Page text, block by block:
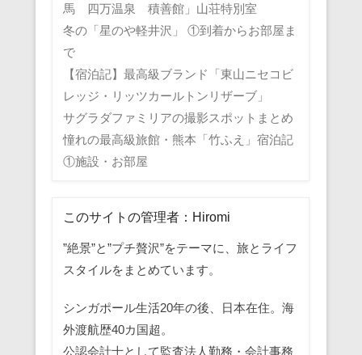
馬 四万温泉 積善館」山荘特別室
冬の「星のや軽井沢」 ①到着からお部屋ま
で
【宿泊記】最高級ブランド「東山ニセコビ
レッジ・リッツカールトンリザーブ」
サグラダファミリアの撮影スポットまとめ
憧れの最高級旅館・熊本「竹ふえ」宿泊記
①施設・お部屋
このサイトの管理者：Hiromi
”絶景”と”プチ贅沢”をテーマに、旅とライフ
スタイルをまとめています。
シンガポール生活20年の後、日本在住。海
外渡航歴40カ国超。
公認会計士として監査法人勤務・会計事務